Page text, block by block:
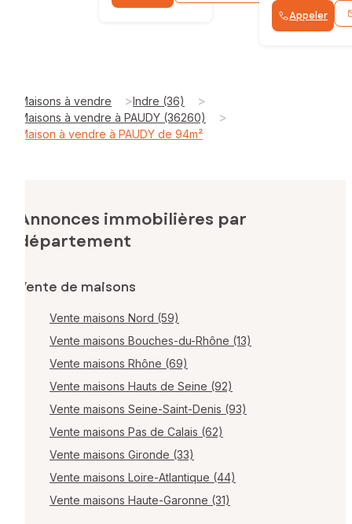
Appeler
Maisons à vendre >Indre (36) >
Maisons à vendre à PAUDY (36260) >
Maison à vendre à PAUDY de 94m²
Annonces immobilières par
département
Vente de maisons
Vente maisons Nord (59)
Vente maisons Bouches-du-Rhône (13)
Vente maisons Rhône (69)
Vente maisons Hauts de Seine (92)
Vente maisons Seine-Saint-Denis (93)
Vente maisons Pas de Calais (62)
Vente maisons Gironde (33)
Vente maisons Loire-Atlantique (44)
Vente maisons Haute-Garonne (31)